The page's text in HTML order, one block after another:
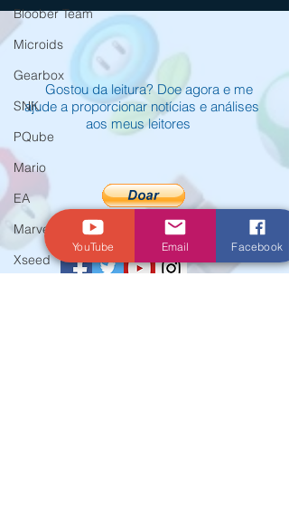
Bloober Team
Microids
Gearbox
SNK
PQube
Mario
EA
Marvelous
Xseed
Switch 2
Gostou da leitura? Doe agora e me
ajude a proporcionar notícias e análises
aos meus leitores
YouTube Email Facebook